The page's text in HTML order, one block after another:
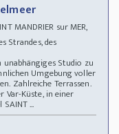
MANDRIER sur MER,
Strandes, des
Studio zu
Umgebung voller
Zahlreiche Terrassen.
Var-Küste, in einer
...